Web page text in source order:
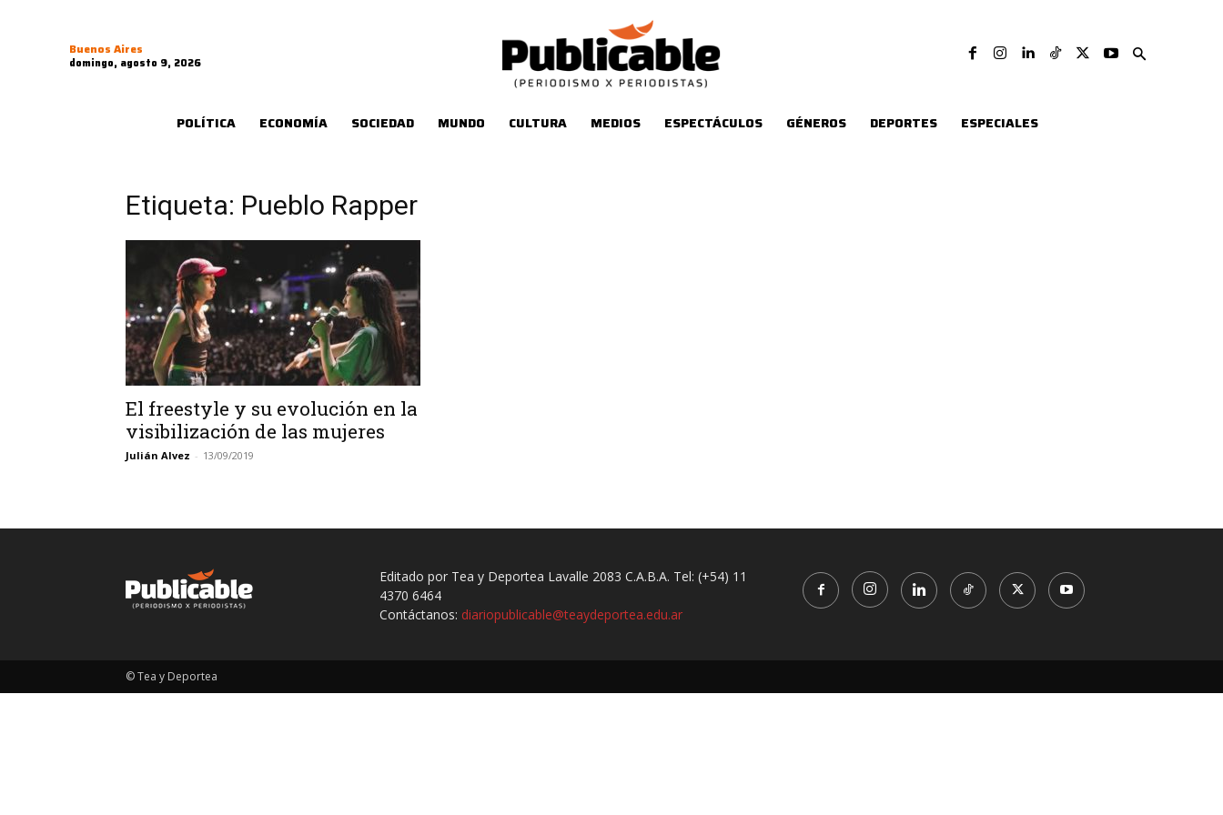
Buenos Aires
domingo, agosto 9, 2026
POLÍTICA ECONOMÍA SOCIEDAD MUNDO CULTURA MEDIOS ESPECTÁCULOS GÉNEROS DEPORTES ESPECIALES
Etiqueta: Pueblo Rapper
El freestyle y su evolución en la
visibilización de las mujeres
Julián Alvez - 13/09/2019
Editado por Tea y Deportea Lavalle 2083 C.A.B.A. Tel: (+54) 11
4370 6464
Contáctanos: diariopublicable@teaydeportea.edu.ar
© Tea y Deportea